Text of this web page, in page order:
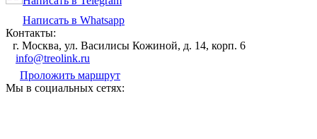
Написать в Whatsapp
Контакты:
г. Москва, ул. Василисы Кожиной, д. 14, корп. 6
info@treolink.ru
Проложить маршрут
Мы в социальных сетях: